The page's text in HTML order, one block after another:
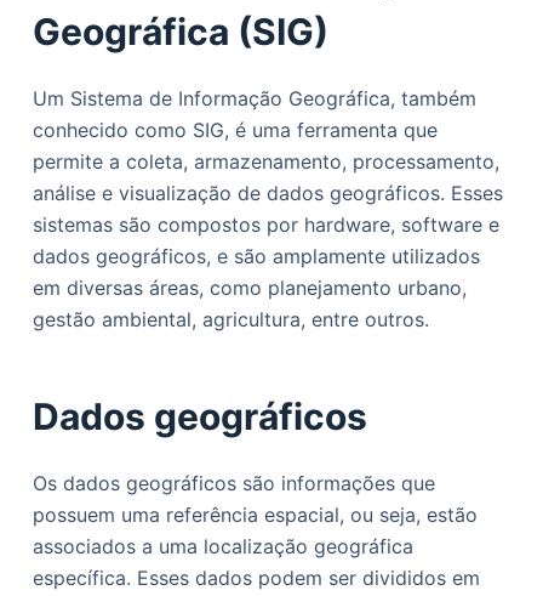
Geográfica (SIG)
Um Sistema de Informação Geográfica, também
conhecido como SIG, é uma ferramenta que
permite a coleta, armazenamento, processamento,
análise e visualização de dados geográficos. Esses
sistemas são compostos por hardware, software e
dados geográficos, e são amplamente utilizados
em diversas áreas, como planejamento urbano,
gestão ambiental, agricultura, entre outros.
Dados geográficos
Os dados geográficos são informações que
possuem uma referência espacial, ou seja, estão
associados a uma localização geográfica
específica. Esses dados podem ser divididos em